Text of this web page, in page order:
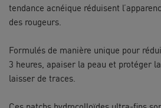
tendance acnéique réduisent
des rougeurs.
Formulés de manière unique pour
3 heures, apaiser la peau et protéger
laisser de traces.